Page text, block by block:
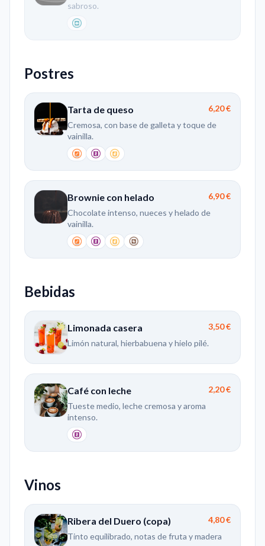
sabroso.
Postres
Tarta de queso
6,20 €
Cremosa, con base de galleta y toque de
vainilla.
Brownie con helado
6,90 €
Chocolate intenso, nueces y helado de
vainilla.
Bebidas
Limonada casera
3,50 €
Limón natural, hierbabuena y hielo pilé.
Café con leche
2,20 €
Tueste medio, leche cremosa y aroma
intenso.
Vinos
Ribera del Duero (copa)
4,80 €
Tinto equilibrado, notas de fruta y madera